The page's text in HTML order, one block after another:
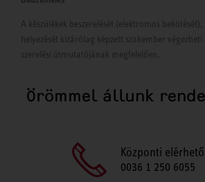
A készülékek beszerelését (elektromos bekötését),
helyezését kizárólag képzett szakember végezheti
szerelési útmutatójának megfelelően.
Örömmel állunk
Központi
0036 1 250 6055